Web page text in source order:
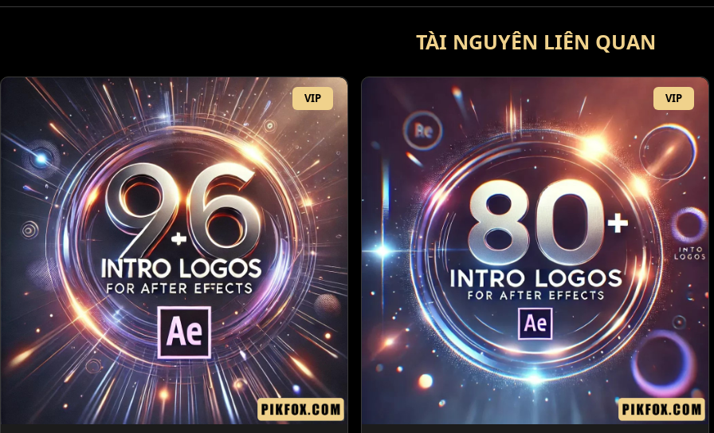
TÀI NGUYÊN LIÊN QUAN
VIP VIP